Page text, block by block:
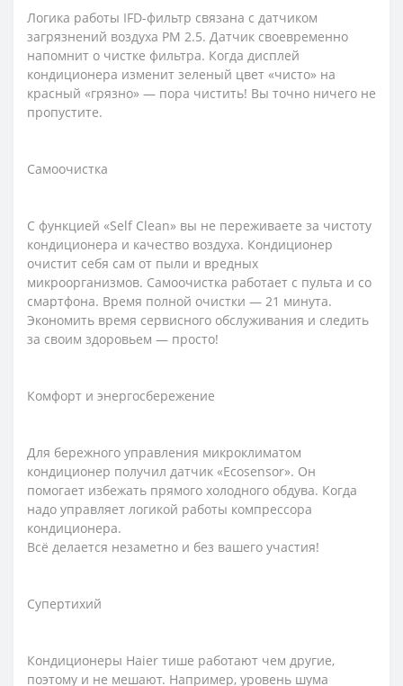
Логика работы IFD-фильтр связана с датчиком
загрязнений воздуха PM 2.5. Датчик своевременно
напомнит о чистке фильтра. Когда дисплей
кондиционера изменит зеленый цвет «чисто» на
красный «грязно» — пора чистить! Вы точно ничего не
пропустите.
Самоочистка
С функцией «Self Clean» вы не переживаете за чистоту
кондиционера и качество воздуха. Кондиционер
очистит себя сам от пыли и вредных
микроорганизмов. Самоочистка работает с пульта и со
смартфона. Время полной очистки — 21 минута.
Экономить время сервисного обслуживания и следить
за своим здоровьем — просто!
Комфорт и энергосбережение
Для бережного управления микроклиматом
кондиционер получил датчик «Ecosensor». Он
помогает избежать прямого холодного обдува. Когда
надо управляет логикой работы компрессора
кондиционера.
Всё делается незаметно и без вашего участия!
Супертихий
Кондиционеры Haier тише работают чем другие,
поэтому и не мешают. Например, уровень шума